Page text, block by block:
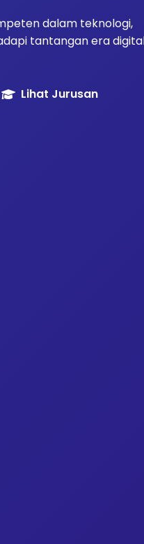
dalam teknologi,
tantangan era
Lihat Jurusan